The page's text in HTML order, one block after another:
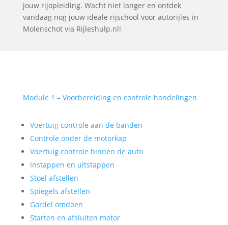
jouw rijopleiding. Wacht niet langer en ontdek
vandaag nog jouw ideale rijschool voor autorijles in
Molenschot via Rijleshulp.nl!
Module 1 – Voorbereiding en controle handelingen
Voertuig controle aan de banden
Controle onder de motorkap
Voertuig controle binnen de auto
Instappen en uitstappen
Stoel afstellen
Spiegels afstellen
Gordel omdoen
Starten en afsluiten motor